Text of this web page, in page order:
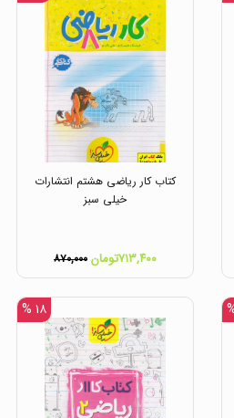
کتاب کار ریاضی هشتم انتشارات
خیلی سبز
۷۱۳,۴۰۰تومان ۸۷۰,۰۰۰
۱۸ %